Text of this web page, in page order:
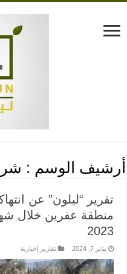
أرشيف الوسم :
تقرير “ليلون” عن
منطقة عفرين خلال
2023
يناير 7, 2024 تقارير إخبارية